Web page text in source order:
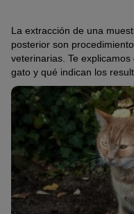
La extracción de una
posterior son
veterinarias. Te
gato y qué indican los